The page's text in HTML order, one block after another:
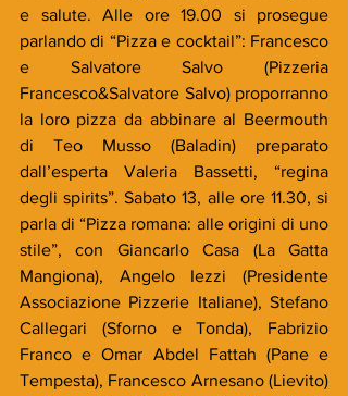
e salute. Alle ore 19.00 si prosegue
parlando di “Pizza e cocktail”: Francesco
e Salvatore Salvo (Pizzeria
Francesco&Salvatore Salvo) proporranno
la loro pizza da abbinare al Beermouth
di Teo Musso (Baladin) preparato
dall’esperta Valeria Bassetti, “regina
degli spirits”. Sabato 13, alle ore 11.30, si
parla di “Pizza romana: alle origini di uno
stile”, con Giancarlo Casa (La Gatta
Mangiona), Angelo Iezzi (Presidente
Associazione Pizzerie Italiane), Stefano
Callegari (Sforno e Tonda), Fabrizio
Franco e Omar Abdel Fattah (Pane e
Tempesta), Francesco Arnesano (Lievito)